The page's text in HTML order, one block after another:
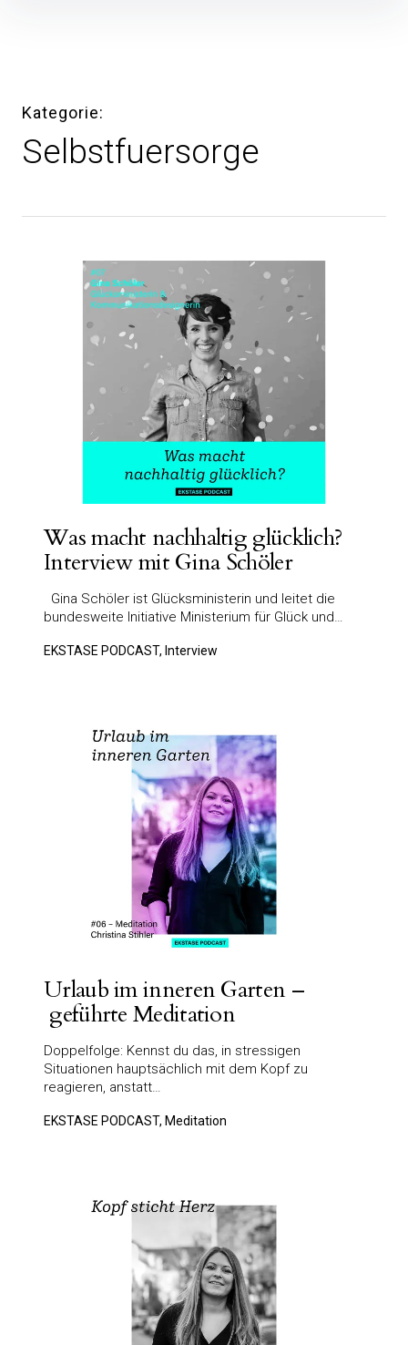
Kategorie
Selbstfuersorge
Was macht nachhaltig glücklich?
Interview mit Gina Schöler
Gina Schöler ist Glücksministerin und leitet die
bundesweite Initiative Ministerium für Glück und…
EKSTASE PODCAST, Interview
Urlaub im inneren Garten –
geführte Meditation
Doppelfolge: Kennst du das, in stressigen
Situationen hauptsächlich mit dem Kopf zu
reagieren, anstatt…
EKSTASE PODCAST, Meditation